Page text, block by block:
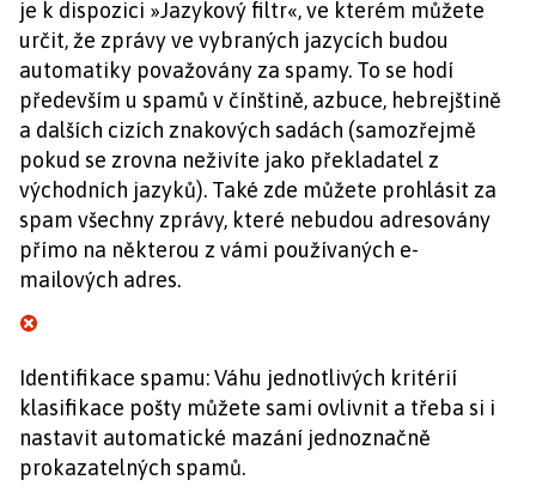
je k dispozici »Jazykový filtr«, ve kterém můžete
určit, že zprávy ve vybraných jazycích budou
automatiky považovány za spamy. To se hodí
především u spamů v čínštině, azbuce, hebrejštině
a dalších cizích znakových sadách (samozřejmě
pokud se zrovna neživíte jako překladatel z
východních jazyků). Také zde můžete prohlásit za
spam všechny zprávy, které nebudou adresovány
přímo na některou z vámi používaných e-
mailových adres.
Identifikace spamu: Váhu jednotlivých kritérií
klasifikace pošty můžete sami ovlivnit a třeba si i
nastavit automatické mazání jednoznačně
prokazatelných spamů.